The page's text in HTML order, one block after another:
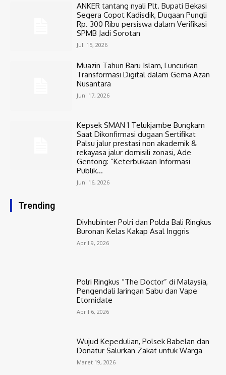
ANKER tantang nyali Plt. Bupati Bekasi
Segera Copot Kadisdik, Dugaan Pungli
Rp. 300 Ribu persiswa dalam Verifikasi
SPMB Jadi Sorotan
Juli 15, 2026
Muazin Tahun Baru Islam, Luncurkan
Transformasi Digital dalam Gema Azan
Nusantara
Juni 17, 2026
Kepsek SMAN 1 Telukjambe Bungkam
Saat Dikonfirmasi dugaan Sertifikat
Palsu jalur prestasi non akademik &
rekayasa jalur domisili zonasi, Ade
Gentong: “Keterbukaan Informasi
Publik...
Juni 16, 2026
Trending
Divhubinter Polri dan Polda Bali Ringkus
Buronan Kelas Kakap Asal Inggris
April 9, 2026
Polri Ringkus “The Doctor” di Malaysia,
Pengendali Jaringan Sabu dan Vape
Etomidate
April 6, 2026
Wujud Kepedulian, Polsek Babelan dan
Donatur Salurkan Zakat untuk Warga
Maret 19, 2026